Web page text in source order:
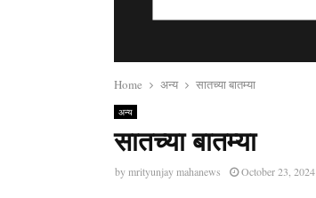
Home अन्य सातच्या बातम्या
अन्य
सातच्या बातम्या
by mrityunjay mahanews October 23, 2024